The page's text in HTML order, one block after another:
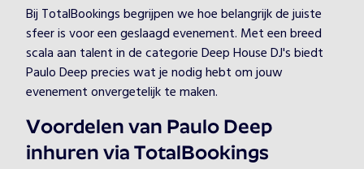
Bij TotalBookings begrijpen we hoe belangrijk de juiste
sfeer is voor een geslaagd evenement. Met een breed
scala aan talent in de categorie Deep House DJ's biedt
Paulo Deep precies wat je nodig hebt om jouw
evenement onvergetelijk te maken.
Voordelen van Paulo Deep
inhuren via TotalBookings